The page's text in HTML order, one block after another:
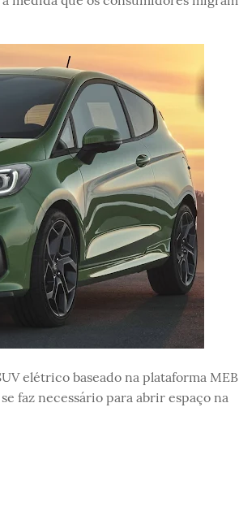
elétrico baseado na plataforma MEB
faz necessário para abrir espaço na